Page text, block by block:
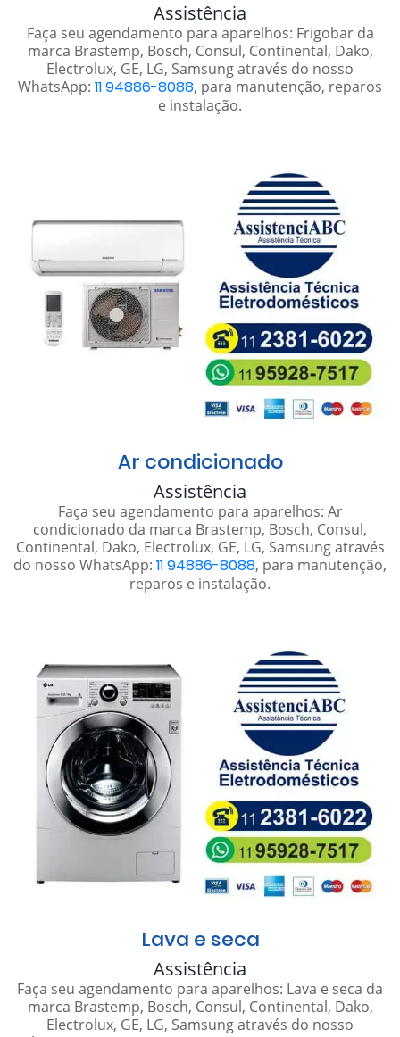
Assistência
Faça seu agendamento para aparelhos: Frigobar da
marca Brastemp, Bosch, Consul, Continental, Dako,
Electrolux, GE, LG, Samsung através do nosso
WhatsApp: 11 94886-8088, para manutenção, reparos
e instalação.
Ar condicionado
Assistência
Faça seu agendamento para aparelhos: Ar
condicionado da marca Brastemp, Bosch, Consul,
Continental, Dako, Electrolux, GE, LG, Samsung através
do nosso WhatsApp: 11 94886-8088, para manutenção,
reparos e instalação.
Lava e seca
Assistência
Faça seu agendamento para aparelhos: Lava e seca da
marca Brastemp, Bosch, Consul, Continental, Dako,
Electrolux, GE, LG, Samsung através do nosso